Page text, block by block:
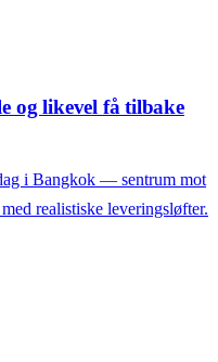
og likevel få tilbake
i Bangkok — sentrum mot
realistiske leveringsløfter.